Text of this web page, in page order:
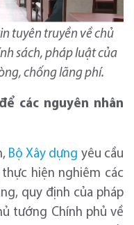
tuyên truyền về chủ
sách, pháp luật của
chống lãng phí.
các nguyên nhân
Bộ Xây dựng yêu cầu
hiện nghiêm các
quy định của pháp
tướng Chính phủ về